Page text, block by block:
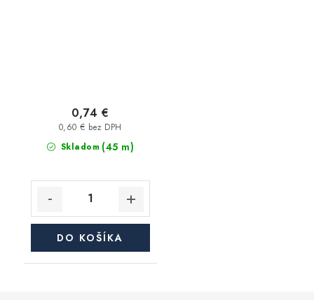
Skladom (45 m)
0,60 € bez DPH
0,74 €
DO KOŠÍKA